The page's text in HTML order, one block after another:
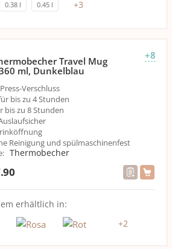
0.38 l 0.45 l +3
+8
Travel Mug
ml, Dunkelblau
Verschluss
bis zu 4 Stunden
bis zu 8 Stunden
Reinigung und spülmaschinenfest
: Thermobecher
erhältlich in:
+2